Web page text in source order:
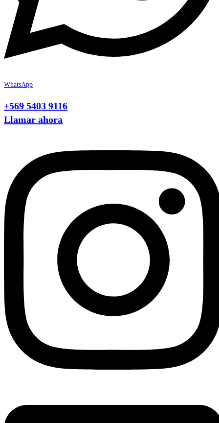
WhatsApp
+569 5403 9116
Llamar ahora